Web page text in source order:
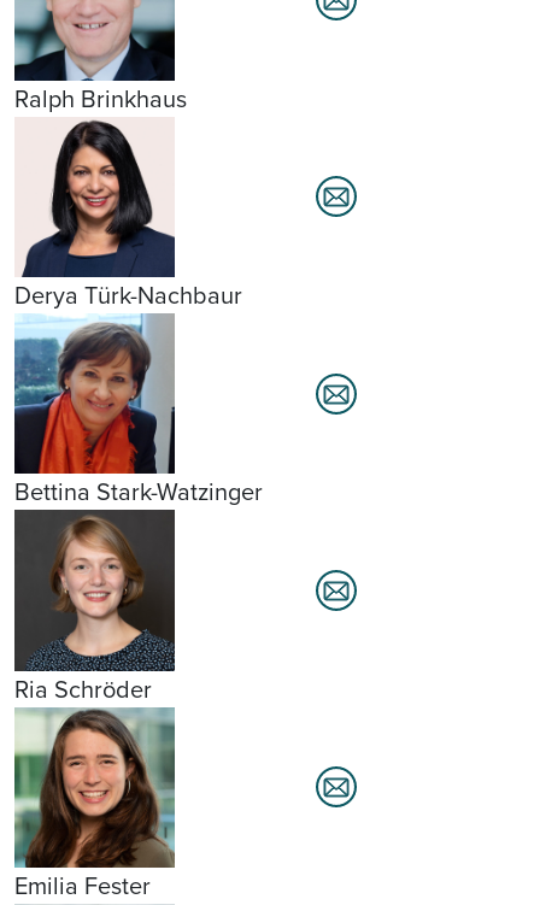
Ralph Brinkhaus
Derya Türk-Nachbaur
Bettina Stark-Watzinger
Ria Schröder
Emilia Fester